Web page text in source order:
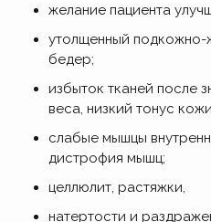
желание пациента
утолщенный
бедер;
избыток тканей после
веса, низкий тонус
слабые мышцы
дистрофия мышц;
целлюлит, растяжки,
натертости и